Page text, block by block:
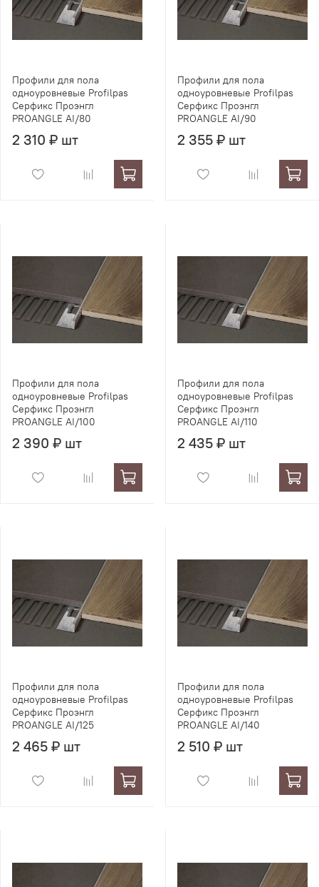
Профили для пола
одноуровневые Profilpas
Серфикс Проэнгл
PROANGLE AI/80
2 310 ₽ шт
Профили для пола
одноуровневые Profilpas
Серфикс Проэнгл
PROANGLE AI/90
2 355 ₽ шт
Профили для пола
одноуровневые Profilpas
Серфикс Проэнгл
PROANGLE AI/100
2 390 ₽ шт
Профили для пола
одноуровневые Profilpas
Серфикс Проэнгл
PROANGLE AI/110
2 435 ₽ шт
Профили для пола
одноуровневые Profilpas
Серфикс Проэнгл
PROANGLE AI/125
2 465 ₽ шт
Профили для пола
одноуровневые Profilpas
Серфикс Проэнгл
PROANGLE AI/140
2 510 ₽ шт